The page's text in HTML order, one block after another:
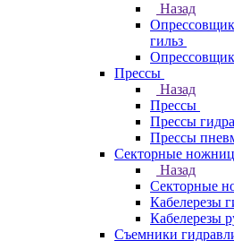
Назад
гильз
Прессы
Назад
Прессы
Прессы
Прессы
Секторные
Назад
Секторные
Кабелерезы
Кабелерезы
Съемники